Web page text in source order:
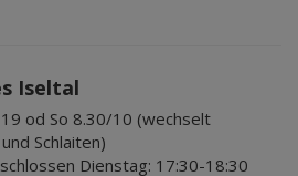
Iseltal
19 od So 8.30/10 (wechselt
Schlaiten)
Dienstag: 17:30-18:30